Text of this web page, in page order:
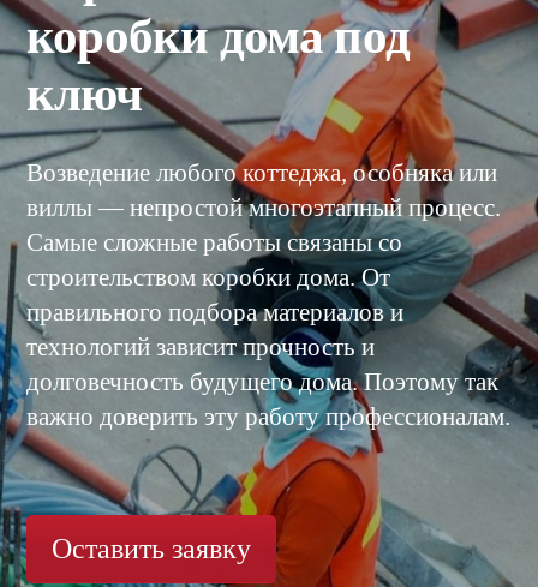
коробки дома под
ключ
Возведение любого коттеджа, особняка или
виллы — непростой многоэтапный процесс.
Самые сложные работы связаны со
строительством коробки дома. От
правильного подбора материалов и
технологий зависит прочность и
долговечность будущего дома. Поэтому так
важно доверить эту работу профессионалам.
Оставить заявку